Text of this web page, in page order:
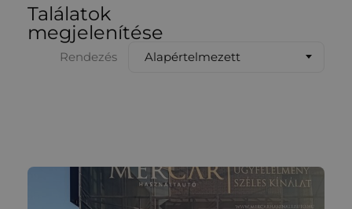
Találatok
megjelenítése
Rendezés Alapértelmezett